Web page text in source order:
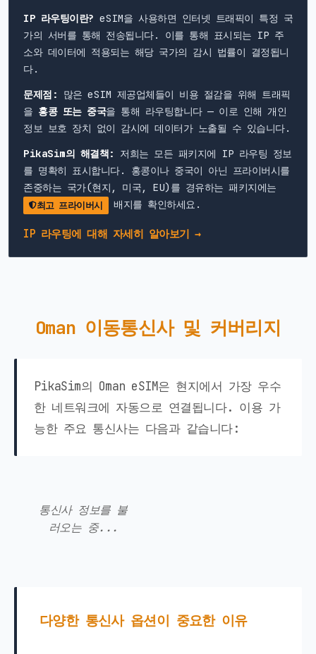
IP 라우팅이란? eSIM을 사용하면 인터넷 트래픽이 특정 국
가의 서버를 통해 전송됩니다. 이를 통해 표시되는 IP 주
소와 데이터에 적용되는 해당 국가의 감시 법률이 결정됩니
다.
문제점: 많은 eSIM 제공업체들이 비용 절감을 위해 트래픽
을 홍콩 또는 중국을 통해 라우팅합니다 — 이로 인해 개인
정보 보호 장치 없이 감시에 데이터가 노출될 수 있습니다.
PikaSim의 해결책: 저희는 모든 패키지에 IP 라우팅 정보
를 명확히 표시합니다. 홍콩이나 중국이 아닌 프라이버시를
존중하는 국가(현지, 미국, EU)를 경유하는 패키지에는
최고 프라이버시 배지를 확인하세요.
IP 라우팅에 대해 자세히 알아보기 →
Oman 이동통신사 및 커버리지
PikaSim의 Oman eSIM은 현지에서 가장 우수
한 네트워크에 자동으로 연결됩니다. 이용 가
능한 주요 통신사는 다음과 같습니다:
통신사 정보를 불
러오는 중...
다양한 통신사 옵션이 중요한 이유